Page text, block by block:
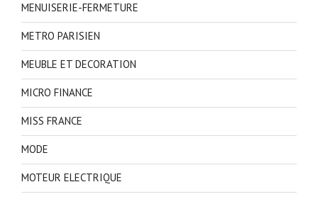
MENUISERIE-FERMETURE
METRO PARISIEN
MEUBLE ET DECORATION
MICRO FINANCE
MISS FRANCE
MODE
MOTEUR ELECTRIQUE